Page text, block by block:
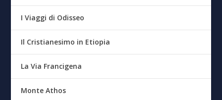
I Viaggi di Odisseo
Il Cristianesimo in Etiopia
La Via Francigena
Monte Athos